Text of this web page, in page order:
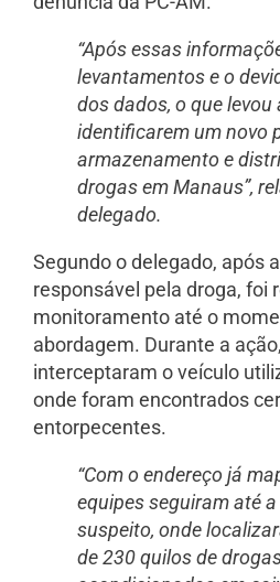
“Após essas
levantamentos e o
dos dados, o que levou
identificarem um novo
armazenamento e
drogas em Manaus”,
delegado.
Segundo o delegado, após
responsável pela droga, foi
monitoramento até o
abordagem. Durante a
interceptaram o veículo
onde foram encontrados
entorpecentes.
“Com o endereço já
equipes seguiram até
suspeito, onde
de 230 quilos de